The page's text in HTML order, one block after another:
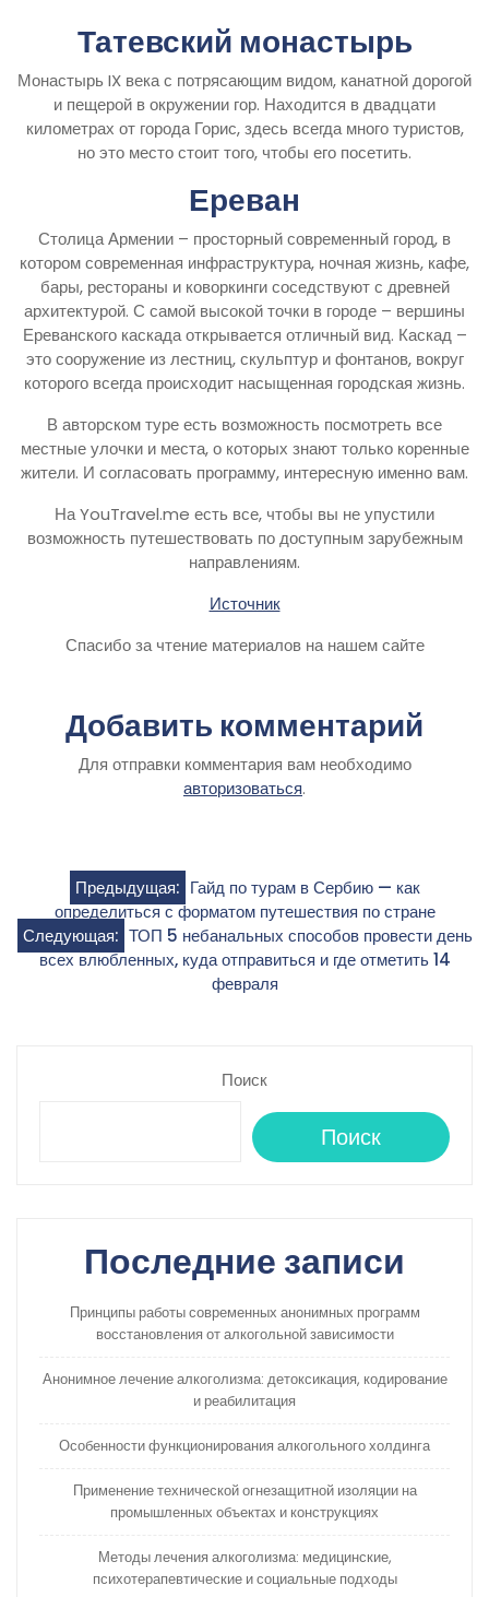
Татевский монастырь
Монастырь IX века с потрясающим видом, канатной дорогой
и пещерой в окружении гор. Находится в двадцати
километрах от города Горис, здесь всегда много туристов,
но это место стоит того, чтобы его посетить.
Ереван
Столица Армении – просторный современный город, в
котором современная инфраструктура, ночная жизнь, кафе,
бары, рестораны и коворкинги соседствуют с древней
архитектурой. С самой высокой точки в городе – вершины
Ереванского каскада открывается отличный вид. Каскад –
это сооружение из лестниц, скульптур и фонтанов, вокруг
которого всегда происходит насыщенная городская жизнь.
В авторском туре есть возможность посмотреть все
местные улочки и места, о которых знают только коренные
жители. И согласовать программу, интересную именно вам.
На YouTravel.me есть все, чтобы вы не упустили
возможность путешествовать по доступным зарубежным
направлениям.
Источник
Спасибо за чтение материалов на нашем сайте
Добавить комментарий
Для отправки комментария вам необходимо
авторизоваться.
Навигация
по
записям
Предыдущая: Гайд по турам в Сербию — как
определиться с форматом путешествия по стране
Следующая: ТОП 5 небанальных способов провести день
всех влюбленных, куда отправиться и где отметить 14
февраля
Поиск
Поиск
Последние записи
Принципы работы современных анонимных программ
восстановления от алкогольной зависимости
Анонимное лечение алкоголизма: детоксикация, кодирование
и реабилитация
Особенности функционирования алкогольного холдинга
Применение технической огнезащитной изоляции на
промышленных объектах и конструкциях
Методы лечения алкоголизма: медицинские,
психотерапевтические и социальные подходы